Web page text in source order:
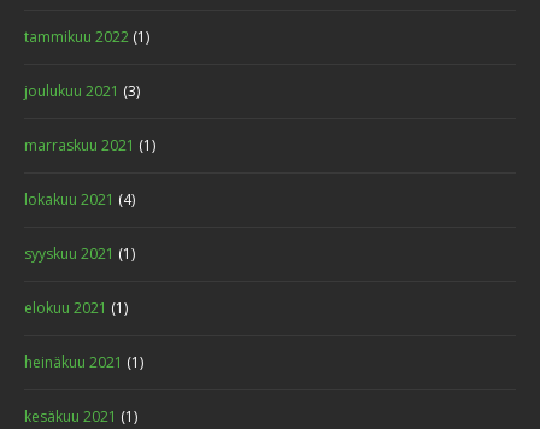
tammikuu 2022 (1)
joulukuu 2021 (3)
marraskuu 2021 (1)
lokakuu 2021 (4)
syyskuu 2021 (1)
elokuu 2021 (1)
heinäkuu 2021 (1)
kesäkuu 2021 (1)